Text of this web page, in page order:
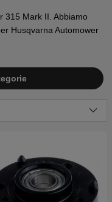
315 Mark II. Abbiamo
Husqvarna Automower